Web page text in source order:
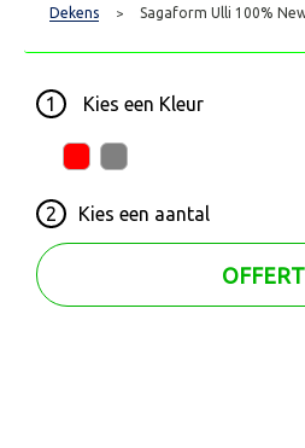
Dekens > Sagaform Ulli 100%
1 Kies een Kleur
2 Kies een aantal